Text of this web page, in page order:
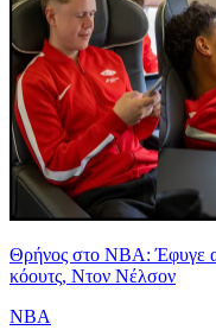
Θρήνος στο NBA: Έφυγε
κόουτς, Ντον Νέλσον
NBA